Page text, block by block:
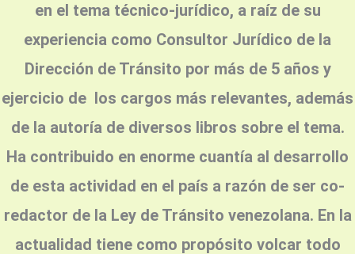
en el tema técnico-jurídico, a raíz de su
experiencia como Consultor Jurídico de la
Dirección de Tránsito por más de 5 años y
ejercicio de los cargos más relevantes, además
de la autoría de diversos libros sobre el tema.
Ha contribuido en enorme cuantía al desarrollo
de esta actividad en el país a razón de ser co-
redactor de la Ley de Tránsito venezolana. En la
actualidad tiene como propósito volcar todo